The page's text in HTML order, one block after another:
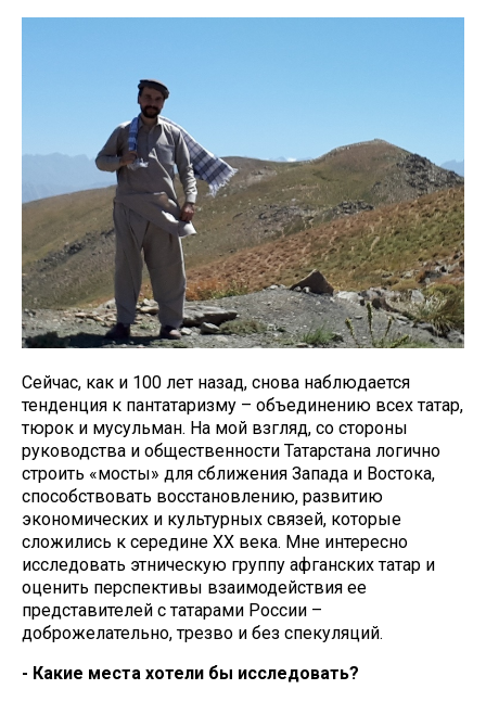
Сейчас, как и 100 лет назад, снова наблюдается
тенденция к пантатаризму – объединению всех татар,
тюрок и мусульман. На мой взгляд, со стороны
руководства и общественности Татарстана логично
строить «мосты» для сближения Запада и Востока,
способствовать восстановлению, развитию
экономических и культурных связей, которые
сложились к середине XX века. Мне интересно
исследовать этническую группу афганских татар и
оценить перспективы взаимодействия ее
представителей с татарами России –
доброжелательно, трезво и без спекуляций.
- Какие места хотели бы исследовать?